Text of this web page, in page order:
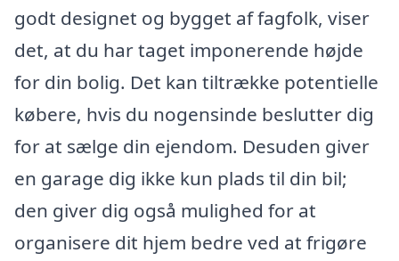
godt designet og bygget af fagfolk, viser
det, at du har taget imponerende højde
for din bolig. Det kan tiltrække potentielle
købere, hvis du nogensinde beslutter dig
for at sælge din ejendom. Desuden giver
en garage dig ikke kun plads til din bil;
den giver dig også mulighed for at
organisere dit hjem bedre ved at frigøre